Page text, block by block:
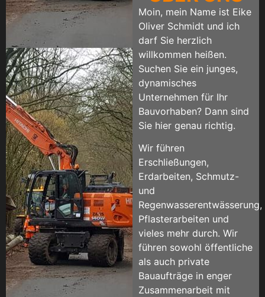
Moin, mein Name ist Eike
Oliver Schmidt und ich
darf Sie herzlich
willkommen heißen.
Suchen Sie ein junges,
dynamisches
Unternehmen für Ihr
Bauvorhaben? Dann sind
Sie hier genau richtig.
Wir führen
Erschließungen,
Erdarbeiten, Schmutz-
und
Regenwasserentwässerung,
Pflasterarbeiten und
vieles mehr durch. Wir
führen sowohl öffentliche
als auch private
Bauaufträge in enger
Zusammenarbeit mit